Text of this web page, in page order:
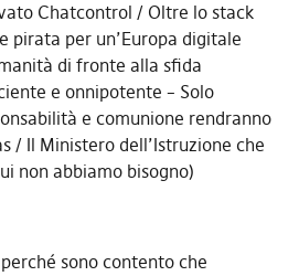
Chatcontrol
Oltre lo stack
pirata per un’Europa digitale
di fronte alla sfida
e onnipotente – Solo
e comunione rendranno
Il Ministero dell’Istruzione che
non abbiamo bisogno)
sono contento che